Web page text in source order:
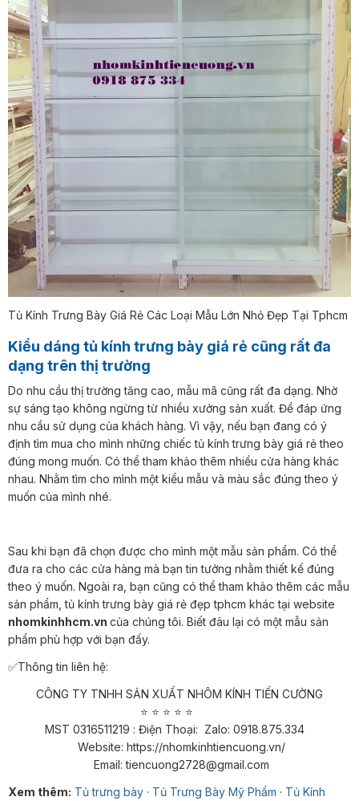
Tủ Kính Trưng Bày Giá Rẻ Các Loại Mẫu Lớn Nhỏ Đẹp Tại Tphcm
Kiểu dáng tủ kính trưng bày giá rẻ cũng rất đa
dạng trên thị trường
Do nhu cầu thị trường tăng cao, mẫu mã cũng rất đa dạng. Nhờ
sự sáng tạo không ngừng từ nhiều xưởng sản xuất. Để đáp ứng
nhu cầu sử dụng của khách hàng. Vì vậy, nếu bạn đang có ý
định tìm mua cho mình những chiếc tủ kính trưng bày giá rẻ theo
đúng mong muốn. Có thể tham khảo thêm nhiều cửa hàng khác
nhau. Nhằm tìm cho mình một kiểu mẫu và màu sắc đúng theo ý
muốn của mình nhé.
Sau khi bạn đã chọn được cho mình một mẫu sản phẩm. Có thể
đưa ra cho các cửa hàng mà bạn tin tưởng nhằm thiết kế đúng
theo ý muốn. Ngoài ra, bạn cũng có thể tham khảo thêm các mẫu
sản phẩm, tủ kính trưng bày giá rẻ đẹp tphcm khác tại website
nhomkinhhcm.vn của chúng tôi. Biết đâu lại có một mẫu sản
phẩm phù hợp với bạn đấy.
✅Thông tin liên hệ:
CÔNG TY TNHH SẢN XUẤT NHÔM KÍNH TIẾN CƯỜNG
⭐ ⭐ ⭐ ⭐ ⭐​​​​​​​
MST 0316511219 : Điện Thoại: Zalo: 0918.875.334
Website: https://nhomkinhtiencuong.vn/
Email: tiencuong2728@gmail.com
Xem thêm: Tủ trưng bày · Tủ Trưng Bày Mỹ Phẩm · Tủ Kính